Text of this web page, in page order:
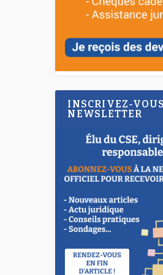
INSCRIVEZ-
NEWSLETTER